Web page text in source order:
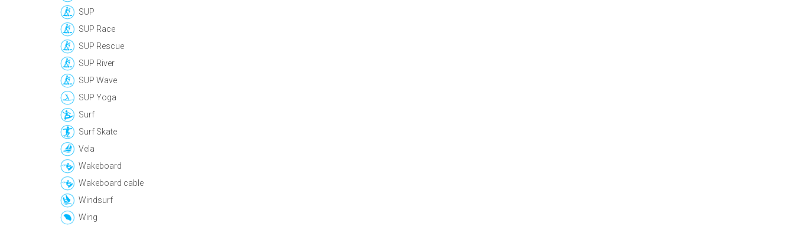
SUP
SUP Race
SUP Rescue
SUP River
SUP Wave
SUP Yoga
Surf
Surf Skate
Vela
Wakeboard
Wakeboard cable
Windsurf
Wing